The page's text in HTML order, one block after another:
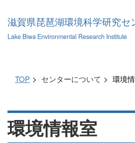
滋賀県琵琶湖環境科学研究セ
Lake Biwa Environmental Research Institute
TOP センターについて 環境
環境情報室